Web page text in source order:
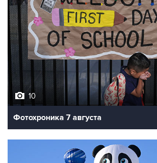
10
Фотохроника 7 августа